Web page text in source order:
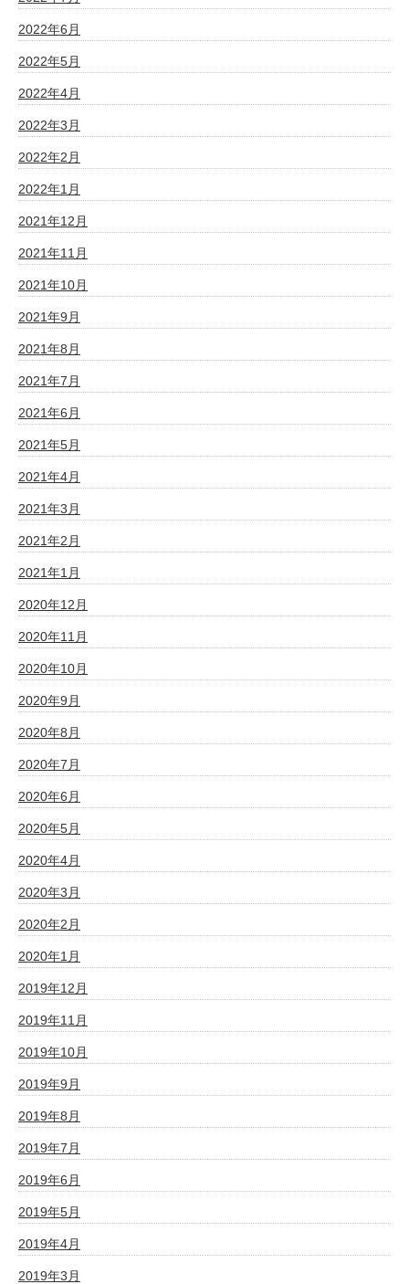
2022年6月
2022年5月
2022年4月
2022年3月
2022年2月
2022年1月
2021年12月
2021年11月
2021年10月
2021年9月
2021年8月
2021年7月
2021年6月
2021年5月
2021年4月
2021年3月
2021年2月
2021年1月
2020年12月
2020年11月
2020年10月
2020年9月
2020年8月
2020年7月
2020年6月
2020年5月
2020年4月
2020年3月
2020年2月
2020年1月
2019年12月
2019年11月
2019年10月
2019年9月
2019年8月
2019年7月
2019年6月
2019年5月
2019年4月
2019年3月